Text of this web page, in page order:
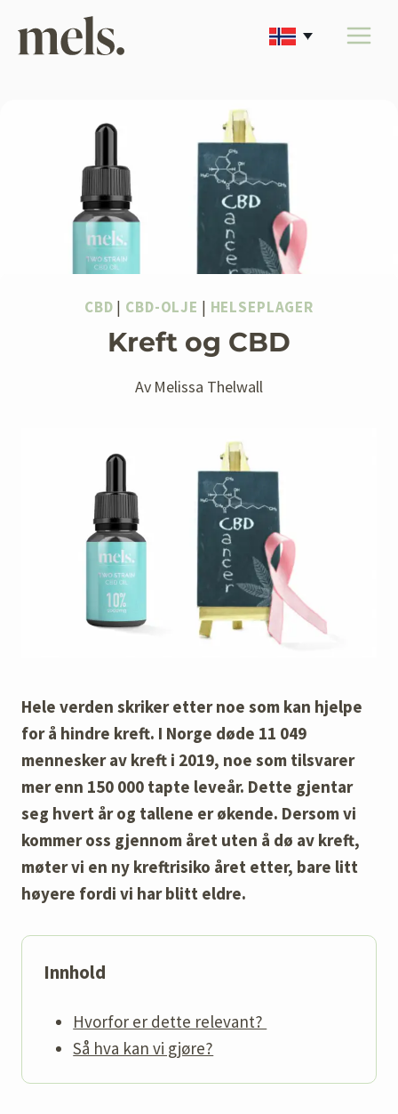
CBD | CBD-OLJE | HELSEPLAGER
Kreft og CBD
Av Melissa Thelwall
Hele verden skriker etter noe som kan hjelpe
for å hindre kreft. I Norge døde 11 049
mennesker av kreft i 2019, noe som tilsvarer
mer enn 150 000 tapte leveår. Dette gjentar
seg hvert år og tallene er økende. Dersom vi
kommer oss gjennom året uten å dø av kreft,
møter vi en ny kreftrisiko året etter, bare litt
høyere fordi vi har blitt eldre.
Innhold
Hvorfor er dette relevant?
Så hva kan vi gjøre?